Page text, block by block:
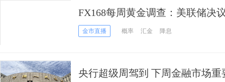
FX168每周黄金调查：美联储决
价下跌
金市直播 概率 汇金 降息
央行超级周驾到 下周金融市场